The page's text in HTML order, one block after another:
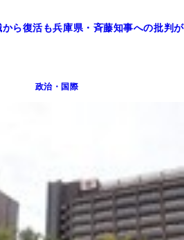
ら復活も兵庫県・斉藤知事への批判が
政治・国際